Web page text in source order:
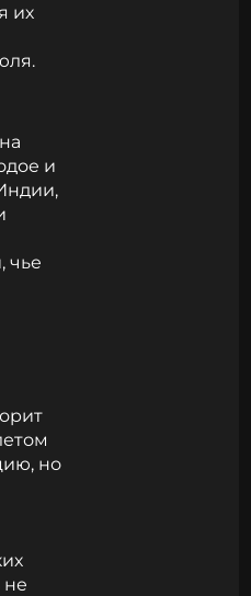
их
и
чье
но
не